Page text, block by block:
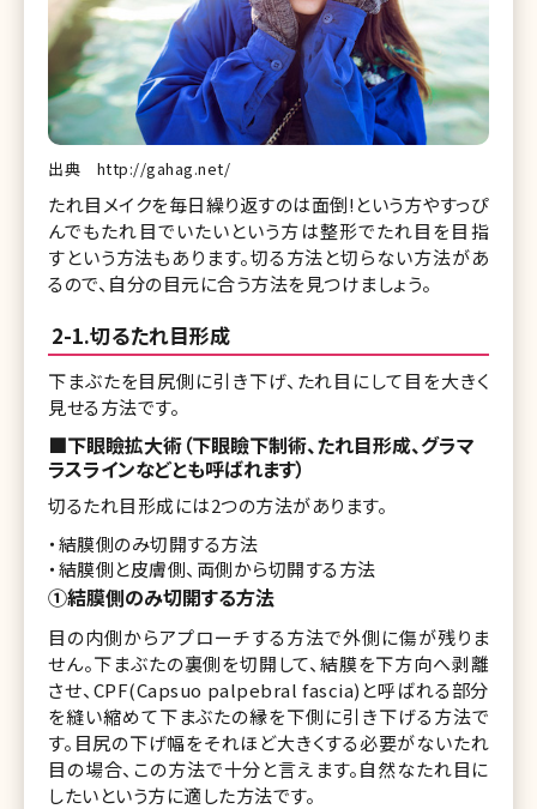
出典 http://gahag.net/
たれ目メイクを毎日繰り返すのは面倒!という方やすっぴ
んでもたれ目でいたいという方は整形でたれ目を目指
すという方法もあります。切る方法と切らない方法があ
るので、自分の目元に合う方法を見つけましょう。
2-1.切るたれ目形成
下まぶたを目尻側に引き下げ、たれ目にして目を大きく
見せる方法です。
■下眼瞼拡大術（下眼瞼下制術、たれ目形成、グラマ
ラスラインなどとも呼ばれます）
切るたれ目形成には2つの方法があります。
・結膜側のみ切開する方法
・結膜側と皮膚側、両側から切開する方法
①結膜側のみ切開する方法
目の内側からアプローチする方法で外側に傷が残りま
せん。下まぶたの裏側を切開して、結膜を下方向へ剥離
させ、CPF(Capsuo palpebral fascia)と呼ばれる部分
を縫い縮めて下まぶたの縁を下側に引き下げる方法で
す。目尻の下げ幅をそれほど大きくする必要がないたれ
目の場合、この方法で十分と言えます。自然なたれ目に
したいという方に適した方法です。